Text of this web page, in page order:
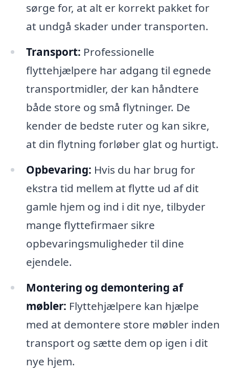
sørge for, at alt er korrekt pakket for
at undgå skader under transporten.
Transport: Professionelle
flyttehjælpere har adgang til egnede
transportmidler, der kan håndtere
både store og små flytninger. De
kender de bedste ruter og kan sikre,
at din flytning forløber glat og hurtigt.
Opbevaring: Hvis du har brug for
ekstra tid mellem at flytte ud af dit
gamle hjem og ind i dit nye, tilbyder
mange flyttefirmaer sikre
opbevaringsmuligheder til dine
ejendele.
Montering og demontering af
møbler: Flyttehjælpere kan hjælpe
med at demontere store møbler inden
transport og sætte dem op igen i dit
nye hjem.